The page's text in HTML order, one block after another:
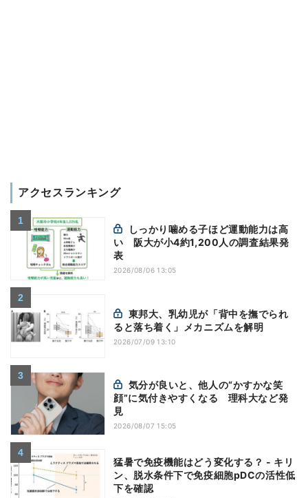
アクセスランキング
い 阪大が小4約1,200人の調査結果発
表
2026/08/06 13:05
ると落ち着く」メカニズムを解明
2026/07/09 13:10
顔”に気付きやすくなる 理科大など発
見
2026/08/07 15:05
猛暑で免疫機能はどう変化する？ - キリ
ン、脱水条件下で免疫細胞pDCの活性低
下を確認